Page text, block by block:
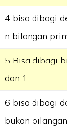
4 bisa dibagi
n bilangan
5 Bisa dibagi
dan 1.
6 bisa dibagi
bukan